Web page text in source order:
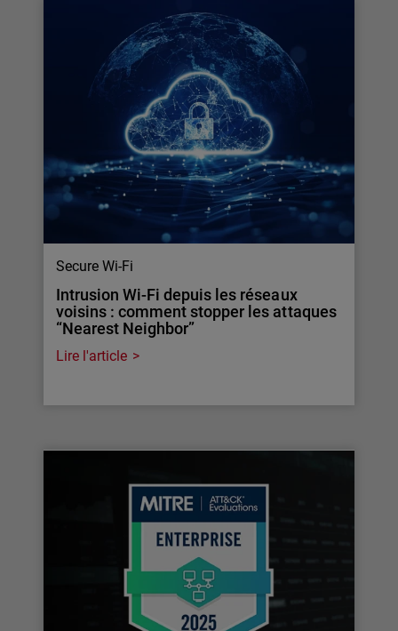
Secure Wi-Fi
Intrusion Wi-Fi depuis les réseaux
voisins : comment stopper les attaques
“Nearest Neighbor”
Lire l'article